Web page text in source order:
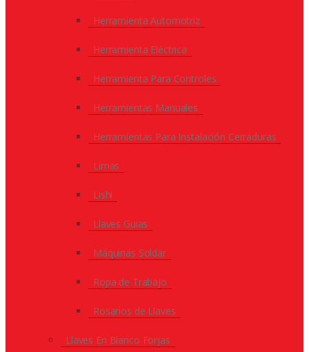
Herramienta Automotriz
Herramienta Eléctrica
Herramienta Para Controles
Herramientas Manuales
Herramientas Para Instalación Cerraduras
Limas
Lishi
Llaves Guias
Máquinas Soldar
Ropa de Trabajo
Rosarios de Llaves
Llaves En Blanco Forjas